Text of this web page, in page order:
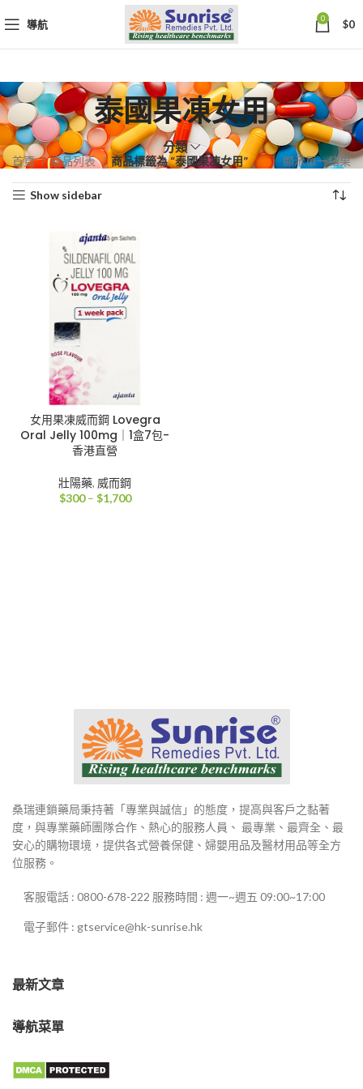
導航 0 $0
泰國果凍女用
分類
首頁 商品列表 商品標籤為 “泰國果凍女用” 顯示單一結果
Show sidebar
女用果凍威而鋼 Lovegra
Oral Jelly 100mg｜1盒7包-
香港直營
壯陽藥, 威而鋼
$300 – $1,700價
桑瑞連鎖藥局秉持著「專業與誠信」的態度，提高與客戶之黏著
度，與專業藥師團隊合作、熱心的服務人員、 最專業、最齊全、最
安心的購物環境，提供各式營養保健、婦嬰用品及醫材用品等全方
位服務。
客服電話 : 0800-678-222 服務時間 : 週一~週五 09:00~17:00
電子郵件 : gtservice@hk-sunrise.hk
最新文章
導航菜單